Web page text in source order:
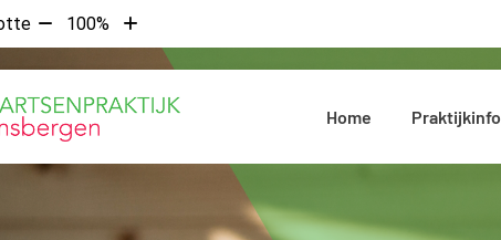
Tekst
verkleinen
met
10%
100%
Tekst
vergroten
met
10%
Home
Praktijkinfo